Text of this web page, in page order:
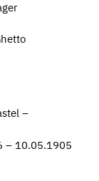
–
– 10.05.1905